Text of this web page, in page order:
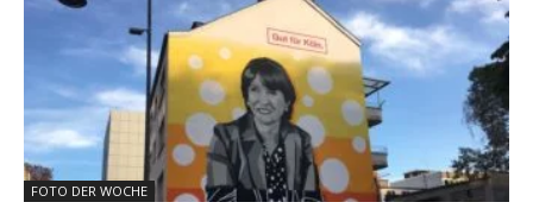
FOTO DER WOCHE